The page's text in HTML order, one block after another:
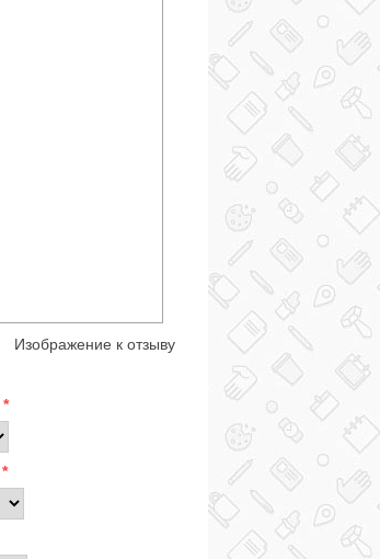
Изображение к отзыву
*
*